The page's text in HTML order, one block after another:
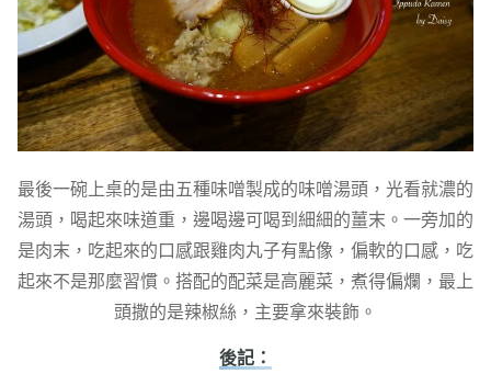
最後一碗上桌的是由五種味噌製成的味噌湯頭，光看就濃的
湯頭，喝起來味道重，邊喝邊可喝到細細的薑末。一旁加的
是肉末，吃起來的口感跟雞肉丸子有點像，偏軟的口感，吃
起來不是那麼習慣。搭配的配菜是高麗菜，煮得偏爛，最上
頭撒的是辣椒絲，主要拿來裝飾。
後記：